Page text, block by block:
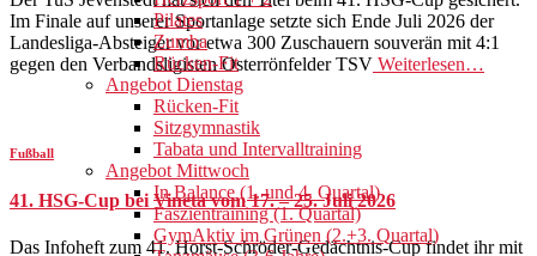
Pilates
Zumba
Rücken-Fit
Angebot Dienstag
Rücken-Fit
Sitzgymnastik
Tabata und Intervalltraining
Angebot Mittwoch
In Balance (1. und 4. Quartal)
Faszientraining (1. Quartal)
GymAktiv im Grünen (2.+3. Quartal)
Im Finale auf unserer Sportanlage setzte sich Ende Juli 2026 der
Landesliga-Absteiger vor etwa 300 Zuschauern souverän mit 4:1
gegen den Verbandsligisten Osterrönfelder TSV Weiterlesen…
Fußball
41. HSG-Cup bei Vineta vom 17. – 25. Juli 2026
Das Infoheft zum 41. Horst-Schröder-Gedächtnis-Cup findet ihr mit